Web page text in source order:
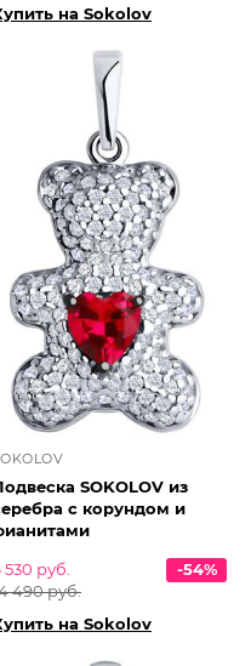
на Sokolov
SOKOLOV из
с корундом и
530 руб.
490 руб.
-54%
на Sokolov